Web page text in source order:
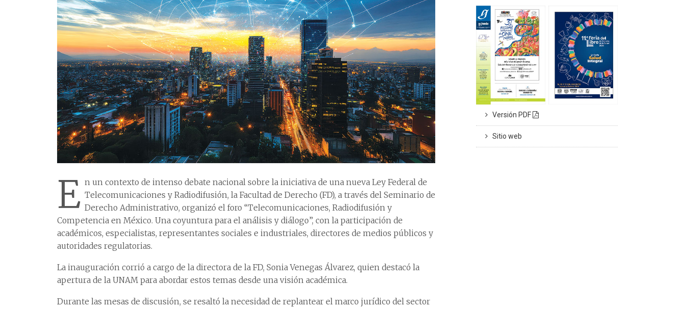
E n un contexto de intenso debate nacional sobre la iniciativa de una nueva Ley Federal de
Telecomunicaciones y Radiodifusión, la Facultad de Derecho (FD), a través del Seminario de
Derecho Administrativo, organizó el foro “Telecomunicaciones, Radiodifusión y
Competencia en México. Una coyuntura para el análisis y diálogo”, con la participación de
académicos, especialistas, representantes sociales e industriales, directores de medios públicos y
autoridades regulatorias.
La inauguración corrió a cargo de la directora de la FD, Sonia Venegas Álvarez, quien destacó la
apertura de la UNAM para abordar estos temas desde una visión académica.
Durante las mesas de discusión, se resaltó la necesidad de replantear el marco jurídico del sector
Versión PDF
Sitio web